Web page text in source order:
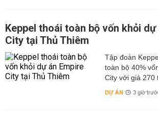
Keppel thoái toàn bộ vốn khỏi
City tại Thủ Thiêm
Tập đoàn
toàn bộ 40%
City với giá 270
DỰ ÁN 3 giờ